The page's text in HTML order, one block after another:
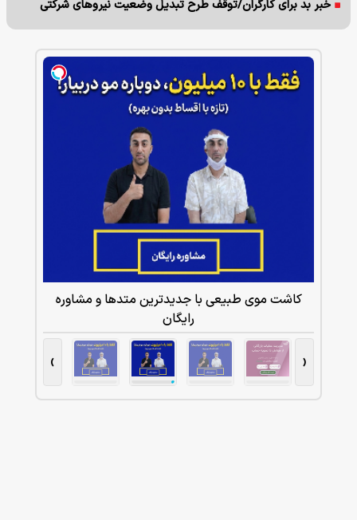
خبر بد برای کارگران/توقف طرح تبدیل وضعیت نیروهای شرکتی
کاشت موی طبیعی با جدیدترین متدها و مشاوره
رایگان
‹
›